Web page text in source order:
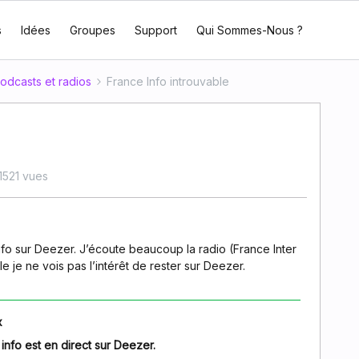
Idées Groupes Support Qui Sommes-Nous ?
et radios France Info introuvable
vues
sur Deezer. J’écoute beaucoup la radio (France Inter
je ne vois pas l’intérêt de rester sur Deezer.
est en direct sur Deezer.